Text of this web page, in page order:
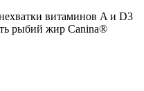
витаминов A и D3
рыбий жир Canina®